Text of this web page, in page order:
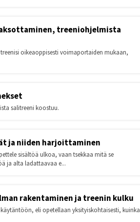
treeniohjelmista
oikeaoppisesti voimaportaiden mukaan,
salitreeni koostuu.
ja niiden harjoittaminen
sisältöä ulkoa, vaan tsekkaa mitä se
ja alta ladattaavaa e...
rakentaminen ja treenin kulku
eli opetellaan yksityiskohtaisesti, kuinka